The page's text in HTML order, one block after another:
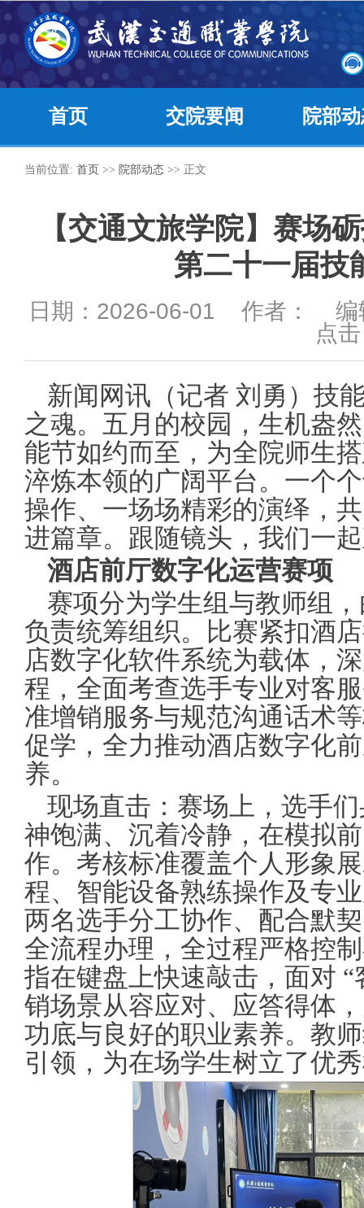
首页 交院要闻 院部
当前位置: 首页 >> 院部动态 >> 正文
【交通文旅学院】赛
第二十一届技
日期：2026-06-01 作者：
点击
新闻网讯（记者 刘勇）技
之魂。五月的校园，生机盎
能节如约而至，为全院师生
淬炼本领的广阔平台。一个
操作、一场场精彩的演绎，
进篇章。跟随镜头，我们一
酒店前厅数字化运营赛项
赛项分为学生组与教师组
负责统筹组织。比赛紧扣酒
店数字化软件系统为载体，
程，全面考查选手专业对客
准增销服务与规范沟通话术
促学，全力推动酒店数字化
养。
现场直击：赛场上，选手
神饱满、沉着冷静，在模拟
作。考核标准覆盖个人形象
程、智能设备熟练操作及专
两名选手分工协作、配合默
全流程办理，全过程严格控
指在键盘上快速敲击，面对
销场景从容应对、应答得体
功底与良好的职业素养。教
引领，为在场学生树立了优